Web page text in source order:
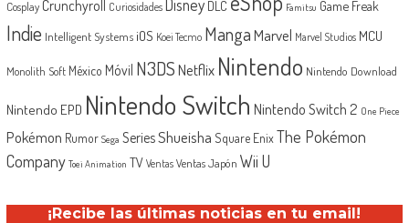
Cosplay Crunchyroll Curiosidades Disney DLC Famitsu Game Freak
Indie Intelligent Systems iOS Koei Tecmo MangaMarvel Marvel Studios MCU
Monolith Soft México Móvil N3DSNetflix Nintendo Nintendo Download
Nintendo EPD Nintendo Switch Nintendo Switch 2 One Piece
Pokémon Rumor Sega SeriesShueisha Square EnixThe Pokémon
Company Toei Animation TV Ventas Ventas Japón Wii U
¡Recibe las últimas noticias en tu email!